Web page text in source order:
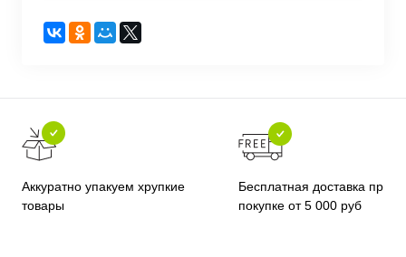
Аккуратно упакуем хрупкие
товары
Бесплатная доставка при
покупке от 5 000 руб